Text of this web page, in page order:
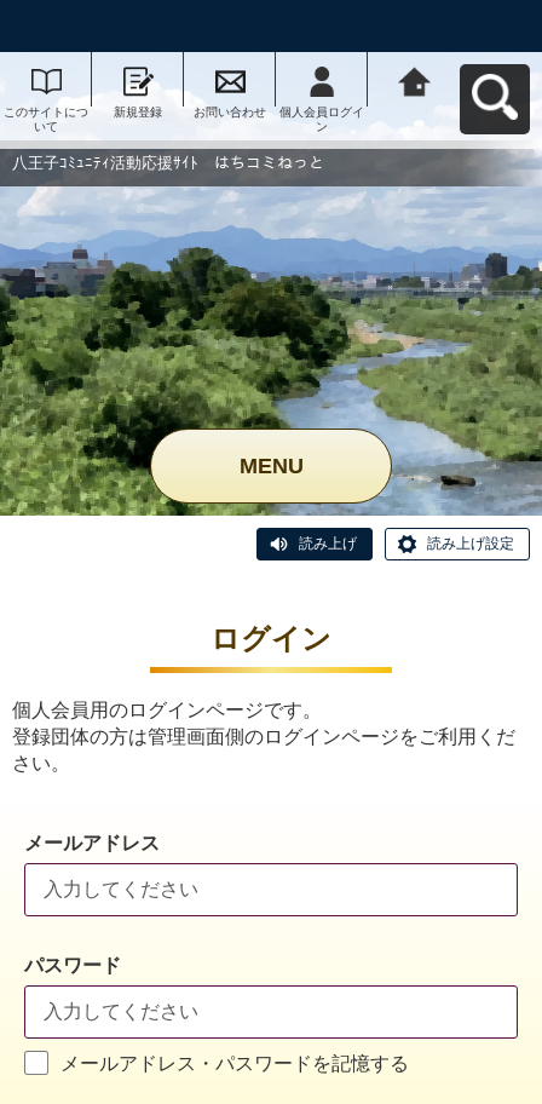
このサイトにつ
いて
新規登録 お問い合わせ
個人会員ログイ
ン
動応援ｻｲﾄ はち
コミねっとへ戻
八王子ｺﾐｭﾆﾃｨ活動応援ｻｲﾄ はちコミねっと
MENU
読み上げ 読み上げ設定
ログイン
個人会員用のログインページです。
登録団体の方は管理画面側のログインページをご利用くだ
さい。
メールアドレス
パスワード
メールアドレス・パスワードを記憶する